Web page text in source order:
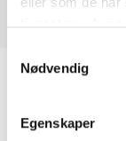
Nødvendig
Egenskaper